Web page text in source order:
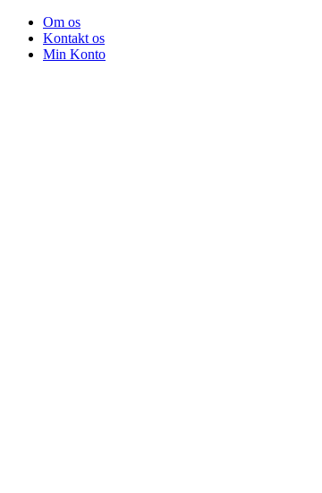
Om os
Kontakt os
Min Konto